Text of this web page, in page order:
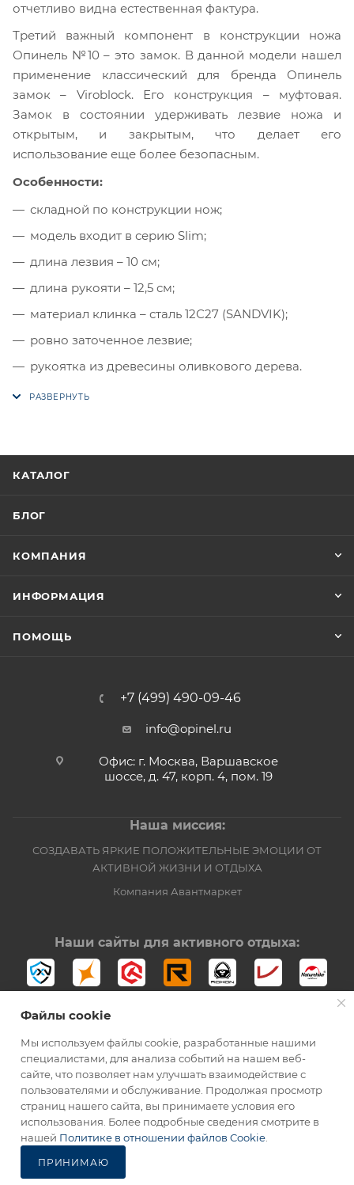
отчетливо видна естественная фактура.
Третий важный компонент в конструкции ножа
Опинель №10 – это замок. В данной модели нашел
применение классический для бренда Опинель
замок – Viroblock. Его конструкция – муфтовая.
Замок в состоянии удерживать лезвие ножа и
открытым, и закрытым, что делает его
использование еще более безопасным.
Особенности:
складной по конструкции нож;
модель входит в серию Slim;
длина лезвия – 10 см;
длина рукояти – 12,5 см;
материал клинка – сталь 12С27 (SANDVIK);
ровно заточенное лезвие;
рукоятка из древесины оливкового дерева.
КАТАЛОГ
БЛОГ
КОМПАНИЯ
ИНФОРМАЦИЯ
ПОМОЩЬ
+7 (499) 490-09-46
info@opinel.ru
Офис: г. Москва, Варшавское
шоссе, д. 47, корп. 4, пом. 19
Наша миссия:
СОЗДАВАТЬ ЯРКИЕ ПОЛОЖИТЕЛЬНЫЕ ЭМОЦИИ ОТ
АКТИВНОЙ ЖИЗНИ И ОТДЫХА
Компания Авантмаркет
Наши сайты для активного отдыха:
2012-2026 © Официальный дистрибьютор Opinel в России
Файлы cookie
Мы используем файлы cookie, разработанные нашими
специалистами, для анализа событий на нашем веб-
сайте, что позволяет нам улучшать взаимодействие с
пользователями и обслуживание. Продолжая просмотр
страниц нашего сайта, вы принимаете условия его
использования. Более подробные сведения смотрите в
нашей Политике в отношении файлов Cookie
ПРИНИМАЮ
Каталог
Избранные